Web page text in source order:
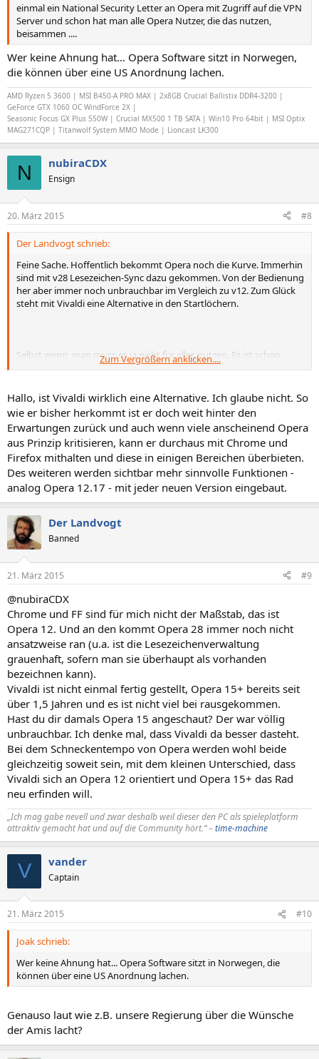
einmal ein National Security Letter an Opera mit Zugriff auf die VPN
Server und schon hat man alle Opera Nutzer, die das nutzen,
beisammen ....
Wer keine Ahnung hat... Opera Software sitzt in Norwegen,
die können über eine US Anordnung lachen.
AMD Ryzen 5 3600 | MSI B450-A PRO MAX | 2x8GB Crucial Ballistix DDR4-3200 |
GeForce GTX 1060 OC WindForce 2X |
Seasonic Focus GX Plus 550W | Crucial MX500 1 TB SATA | Win10 Pro 64bit | MSI Optix
MAG271CQP | Titanwolf System MMO Mode | Lioncast LK300
N nubiraCDX
Ensign
20. März 2015 #8
Der Landvogt schrieb:
Feine Sache. Hoffentlich bekommt Opera noch die Kurve. Immerhin
sind mit v28 Lesezeichen-Sync dazu gekommen. Von der Bedienung
her aber immer noch unbrauchbar im Vergleich zu v12. Zum Glück
steht mit Vivaldi eine Alternative in den Startlöchern.
Selbst wenn, man muss es ja nicht für alles nutzen. Es ist schon
Luxus das überhaupt an Bord zu haben.
Zum Vergrößern anklicken....
Hallo, ist Vivaldi wirklich eine Alternative. Ich glaube nicht. So
wie er bisher herkommt ist er doch weit hinter den
Erwartungen zurück und auch wenn viele anscheinend Opera
aus Prinzip kritisieren, kann er durchaus mit Chrome und
Firefox mithalten und diese in einigen Bereichen überbieten.
Des weiteren werden sichtbar mehr sinnvolle Funktionen -
analog Opera 12.17 - mit jeder neuen Version eingebaut.
Der Landvogt
Banned
21. März 2015 #9
@nubiraCDX
Chrome und FF sind für mich nicht der Maßstab, das ist
Opera 12. Und an den kommt Opera 28 immer noch nicht
ansatzweise ran (u.a. ist die Lesezeichenverwaltung
grauenhaft, sofern man sie überhaupt als vorhanden
bezeichnen kann).
Vivaldi ist nicht einmal fertig gestellt, Opera 15+ bereits seit
über 1,5 Jahren und es ist nicht viel bei rausgekommen.
Hast du dir damals Opera 15 angeschaut? Der war völlig
unbrauchbar. Ich denke mal, dass Vivaldi da besser dasteht.
Bei dem Schneckentempo von Opera werden wohl beide
gleichzeitig soweit sein, mit dem kleinen Unterschied, dass
Vivaldi sich an Opera 12 orientiert und Opera 15+ das Rad
neu erfinden will.
„Ich mag gabe nevell und zwar deshalb weil dieser den PC als spieleplatform
attraktiv gemacht hat und auf die Community hört.“ –time-machine
V vander
Captain
21. März 2015 #10
Joak schrieb:
Wer keine Ahnung hat... Opera Software sitzt in Norwegen, die
können über eine US Anordnung lachen.
Genauso laut wie z.B. unsere Regierung über die Wünsche
der Amis lacht?